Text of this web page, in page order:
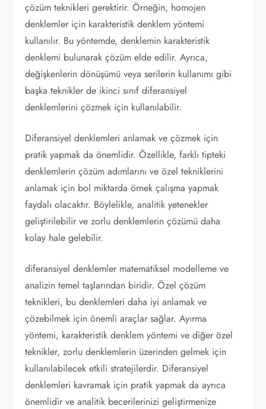
çözüm teknikleri gerektirir. Örneğin, homojen
denklemler için karakteristik denklem yöntemi
kullanılır. Bu yöntemde, denklemin karakteristik
denklemi bulunarak çözüm elde edilir. Ayrıca,
değişkenlerin dönüşümü veya serilerin kullanımı gibi
başka teknikler de ikinci sınıf diferansiyel
denklemlerini çözmek için kullanılabilir.
Diferansiyel denklemleri anlamak ve çözmek için
pratik yapmak da önemlidir. Özellikle, farklı tipteki
denklemlerin çözüm adımlarını ve özel tekniklerini
anlamak için bol miktarda örnek çalışma yapmak
faydalı olacaktır. Böylelikle, analitik yetenekler
geliştirilebilir ve zorlu denklemlerin çözümü daha
kolay hale gelebilir.
diferansiyel denklemler matematiksel modelleme ve
analizin temel taşlarından biridir. Özel çözüm
teknikleri, bu denklemleri daha iyi anlamak ve
çözebilmek için önemli araçlar sağlar. Ayırma
yöntemi, karakteristik denklem yöntemi ve diğer özel
teknikler, zorlu denklemlerin üzerinden gelmek için
kullanılabilecek etkili stratejilerdir. Diferansiyel
denklemleri kavramak için pratik yapmak da ayrıca
önemlidir ve analitik becerilerinizi geliştirmenize